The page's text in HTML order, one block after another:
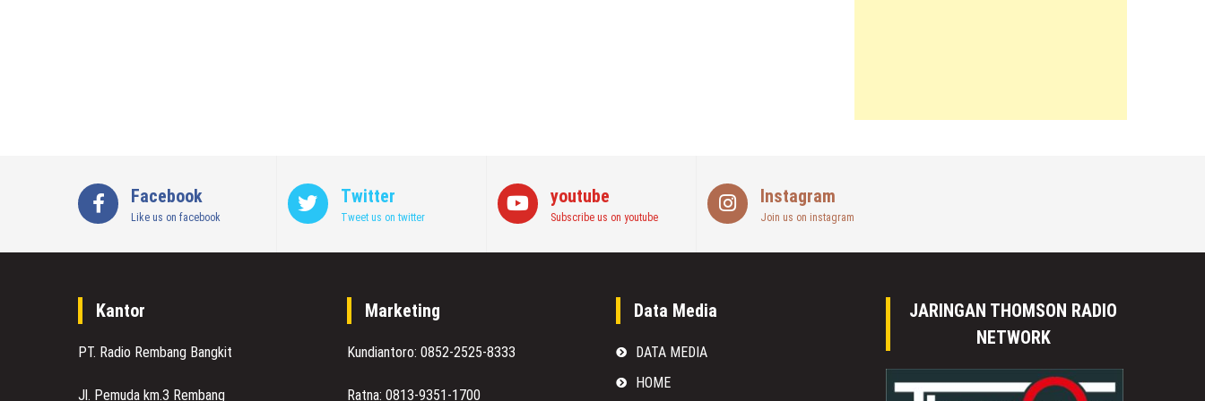
Facebook
Like us on facebook
Twitter
Tweet us on twitter
youtube
Subscribe us on youtube
Instagram
Join us on instagram
Kantor
PT. Radio Rembang Bangkit
Jl. Pemuda km.3 Rembang
Marketing
Kundiantoro: 0852-2525-8333
Ratna: 0813-9351-1700
Data Media
DATA MEDIA
HOME
JARINGAN THOMSON RADIO
NETWORK